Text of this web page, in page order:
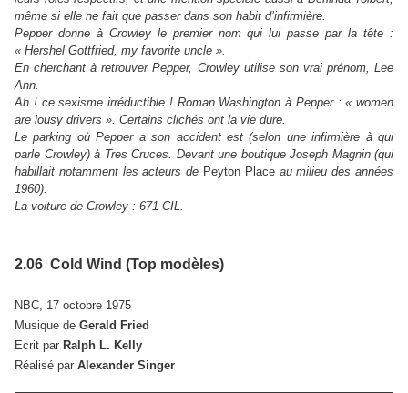
même si elle ne fait que passer dans son habit d’infirmière.
Pepper donne à Crowley le premier nom qui lui passe par la tête :
« Hershel Gottfried, my favorite uncle ».
En cherchant à retrouver Pepper, Crowley utilise son vrai prénom, Lee
Ann.
Ah ! ce sexisme irréductible ! Roman Washington à Pepper : « women
are lousy drivers ». Certains clichés ont la vie dure.
Le parking où Pepper a son accident est (selon une infirmière à qui
parle Crowley) à Tres Cruces. Devant une boutique Joseph Magnin (qui
habillait notamment les acteurs de Peyton Placeau milieu des années
1960).
La voiture de Crowley : 671 CIL.
2.06 Cold Wind (Top modèles)
NBC, 17 octobre 1975
Musique de Gerald Fried
Ecrit par Ralph L. Kelly
Réalisé par Alexander Singer